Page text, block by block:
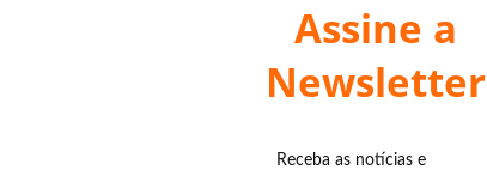
Assine a
Newsletter
Receba as notícias e